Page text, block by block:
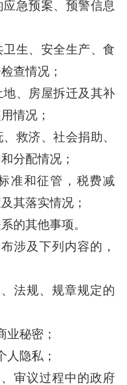
急预案、预警信息
生、安全生产、食
查情况；
、房屋拆迁及其补
情况；
救济、社会捐助、
分配情况；
和征管，税费减
其落实情况；
其他事项。
及下列内容的，
法规、规章规定的
秘密；
隐私；
审议过程中的政府